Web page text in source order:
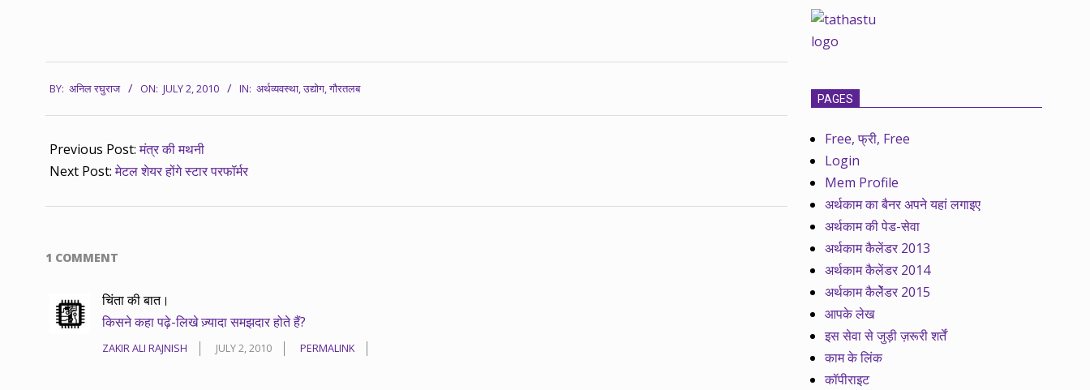
07-
02
BY: अनिल रघुराज ON: JULY 2, 2010 IN: अर्थव्यवस्था,उद्योग,गौरतलब
Previous Post:मंत्र की मथनी
Next Post:मेटल शेयर होंगे स्टार परफॉर्मर
1 COMMENT
चिंता की बात।
किसने कहा पढ़े-लिखे ज़्यादा समझदार होते हैं?
ZAKIR ALI RAJNISH JULY 2, 2010 PERMALINK
PAGES
Free, फ्री, Free
Login
Mem Profile
अर्थकाम का बैनर अपने यहां लगाइए
अर्थकाम की पेड-सेवा
अर्थकाम कैलेंडर 2013
अर्थकाम कैलेंडर 2014
अर्थकाम कैलेेंडर 2015
आपके लेख
इस सेवा से जुड़ी ज़रूरी शर्तें
काम के लिंक
कॉपीराइट